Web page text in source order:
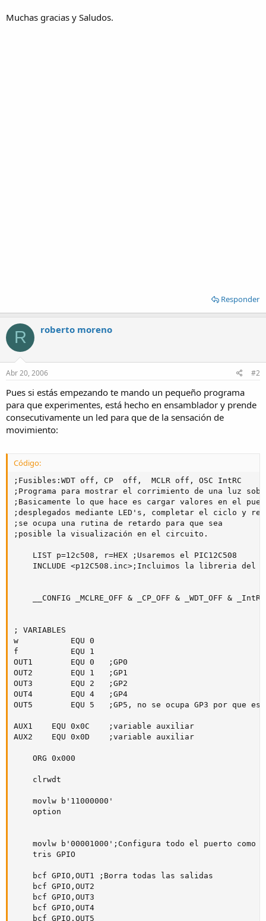
Muchas gracias y Saludos.
Responder
R roberto moreno
Abr 20, 2006 #2
Pues si estás empezando te mando un pequeño programa
para que experimentes, está hecho en ensamblador y prende
consecutivamente un led para que de la sensación de
movimiento:
Código:
;Fusibles:WDT off, CP  off,  MCLR off, OSC IntRC
;Programa para mostrar el corrimiento de una luz
;Basicamente lo que hace es cargar valores en el
;desplegados mediante LED's, completar el ciclo y
;se ocupa una rutina de retardo para que sea
;posible la visualización en el circuito.
; VARIABLES
w			EQU 0
f			EQU 1
OUT1		EQU	0	;GP0
OUT2		EQU	1	;GP1
OUT3		EQU	2	;GP2
OUT4		EQU	4	;GP4
OUT5		EQU	5	;GP5, no se ocupa GP3 por que es exclusivamente entrada
AUX1	EQU	0x0C	;variable auxiliar
AUX2	EQU	0x0D	;variable auxiliar